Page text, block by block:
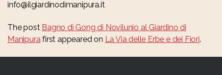
info@ilgiardinodimanipura.it
The post Bagno di Gong di Novilunio al Giardino di
Manipurafirst appeared on La Via delle Erbe e dei Fiori.